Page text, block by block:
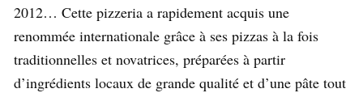
2012… Cette pizzeria a rapidement acquis une
renommée internationale grâce à ses pizzas à la fois
traditionnelles et novatrices, préparées à partir
d’ingrédients locaux de grande qualité et d’une pâte tout